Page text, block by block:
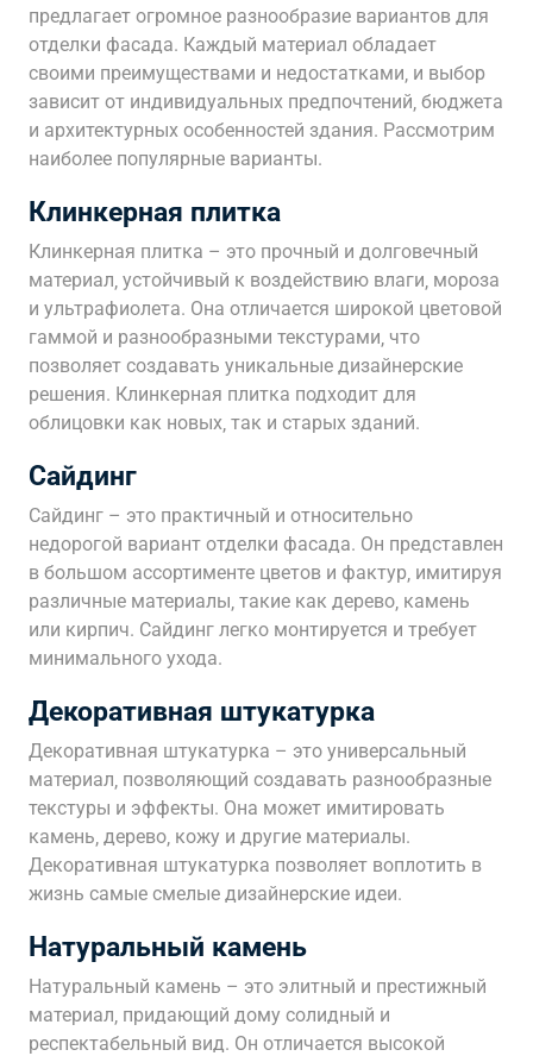
предлагает огромное разнообразие вариантов для
отделки фасада. Каждый материал обладает
своими преимуществами и недостатками‚ и выбор
зависит от индивидуальных предпочтений‚ бюджета
и архитектурных особенностей здания. Рассмотрим
наиболее популярные варианты.
Клинкерная плитка
Клинкерная плитка – это прочный и долговечный
материал‚ устойчивый к воздействию влаги‚ мороза
и ультрафиолета. Она отличается широкой цветовой
гаммой и разнообразными текстурами‚ что
позволяет создавать уникальные дизайнерские
решения. Клинкерная плитка подходит для
облицовки как новых‚ так и старых зданий.
Сайдинг
Сайдинг – это практичный и относительно
недорогой вариант отделки фасада. Он представлен
в большом ассортименте цветов и фактур‚ имитируя
различные материалы‚ такие как дерево‚ камень
или кирпич. Сайдинг легко монтируется и требует
минимального ухода.
Декоративная штукатурка
Декоративная штукатурка – это универсальный
материал‚ позволяющий создавать разнообразные
текстуры и эффекты. Она может имитировать
камень‚ дерево‚ кожу и другие материалы.
Декоративная штукатурка позволяет воплотить в
жизнь самые смелые дизайнерские идеи.
Натуральный камень
Натуральный камень – это элитный и престижный
материал‚ придающий дому солидный и
респектабельный вид. Он отличается высокой